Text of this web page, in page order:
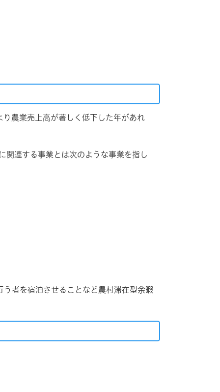
農業売上高が著しく低下した年があれ
関連する事業とは次のような事業を指し
者を宿泊させることなど農村滞在型余暇